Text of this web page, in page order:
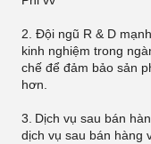
2. Đội ngũ R & D
kinh nghiệm trong
chế để đảm bảo sản
hơn.
3. Dịch vụ sau bán
dịch vụ sau bán hàng